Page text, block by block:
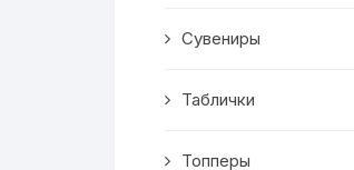
Рисунки
Чай
Сувениры
Таблички
Топперы